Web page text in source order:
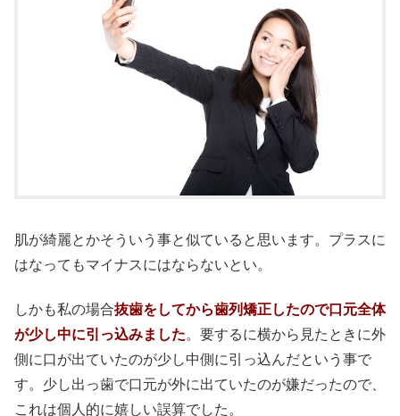
肌が綺麗とかそういう事と似ていると思います。プラスに
はなってもマイナスにはならないとい。
しかも私の場合抜歯をしてから歯列矯正したので口元全体
が少し中に引っ込みました。要するに横から見たときに外
側に口が出ていたのが少し中側に引っ込んだという事で
す。少し出っ歯で口元が外に出ていたのが嫌だったので、
これは個人的に嬉しい誤算でした。